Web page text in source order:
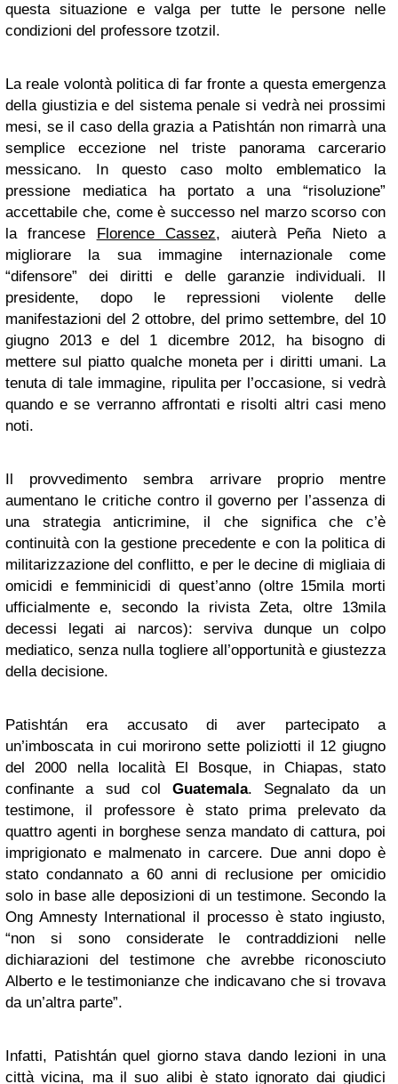
questa situazione e valga per tutte le persone nelle
condizioni del professore tzotzil.
La reale volontà politica di far fronte a questa emergenza
della giustizia e del sistema penale si vedrà nei prossimi
mesi, se il caso della grazia a Patishtán non rimarrà una
semplice eccezione nel triste panorama carcerario
messicano. In questo caso molto emblematico la
pressione mediatica ha portato a una “risoluzione”
accettabile che, come è successo nel marzo scorso con
la francese Florence Cassez, aiuterà Peña Nieto a
migliorare la sua immagine internazionale come
“difensore” dei diritti e delle garanzie individuali. Il
presidente, dopo le repressioni violente delle
manifestazioni del 2 ottobre, del primo settembre, del 10
giugno 2013 e del 1 dicembre 2012, ha bisogno di
mettere sul piatto qualche moneta per i diritti umani. La
tenuta di tale immagine, ripulita per l’occasione, si vedrà
quando e se verranno affrontati e risolti altri casi meno
noti.
Il provvedimento sembra arrivare proprio mentre
aumentano le critiche contro il governo per l’assenza di
una strategia anticrimine, il che significa che c’è
continuità con la gestione precedente e con la politica di
militarizzazione del conflitto, e per le decine di migliaia di
omicidi e femminicidi di quest’anno (oltre 15mila morti
ufficialmente e, secondo la rivista Zeta, oltre 13mila
decessi legati ai narcos): serviva dunque un colpo
mediatico, senza nulla togliere all’opportunità e giustezza
della decisione.
Patishtán era accusato di aver partecipato a
un’imboscata in cui morirono sette poliziotti il 12 giugno
del 2000 nella località El Bosque, in Chiapas, stato
confinante a sud colGuatemala. Segnalato da un
testimone, il professore è stato prima prelevato da
quattro agenti in borghese senza mandato di cattura, poi
imprigionato e malmenato in carcere. Due anni dopo è
stato condannato a 60 anni di reclusione per omicidio
solo in base alle deposizioni di un testimone. Secondo la
Ong Amnesty International il processo è stato ingiusto,
“non si sono considerate le contraddizioni nelle
dichiarazioni del testimone che avrebbe riconosciuto
Alberto e le testimonianze che indicavano che si trovava
da un’altra parte”.
Infatti, Patishtán quel giorno stava dando lezioni in una
città vicina, ma il suo alibi è stato ignorato dai giudici